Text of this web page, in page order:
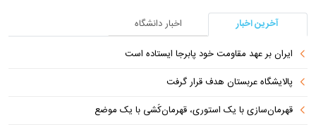
آخرین اخبار
اخبار دانشگاه
ایران بر عهد مقاومت خود پابرجا ایستاده است
پالایشگاه عربستان هدف قرار گرفت
قهرمان‌سازی با یک استوری، قهرمان‌کُشی با یک موضع